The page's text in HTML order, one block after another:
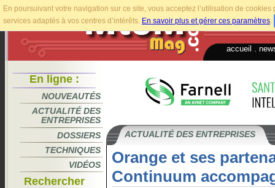
En poursuivant votre navigation sur ce site, vous acceptez l’utilisation de
services adaptés à vos centres d’intérêts. En savoir plus et gérer ces paramètres.
accueil
En ligne :
NOUVEAUTÉS
ACTUALITÉ DES
ENTREPRISES
DOSSIERS
TECHNIQUES
VIDÉOS
Rechercher
ACTUALITÉ DES ENTREPRISES
Orange et ses
Continuum